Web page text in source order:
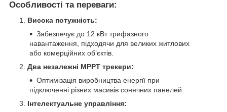
Особливості та переваги:
Висока потужність:
Забезпечує до 12 кВт трифазного
навантаження, підходячи для великих житлових
або комерційних об’єктів.
Два незалежні MPPT трекери:
Оптимізація виробництва енергії при
підключенні різних масивів сонячних панелей.
Інтелектуальне управління: